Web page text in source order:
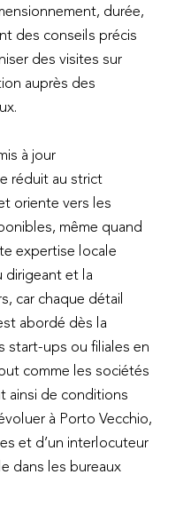
durée,
des conseils précis
des visites sur
auprès des
à jour
réduit au strict
oriente vers les
même quand
expertise locale
dirigeant et la
car chaque détail
abordé dès la
start-ups ou filiales en
comme les sociétés
ainsi de conditions
à Porto Vecchio,
et d’un interlocuteur
dans les bureaux